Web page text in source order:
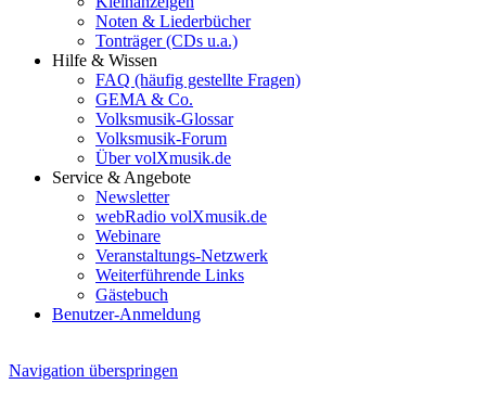
Noten & Liederbücher
Tonträger (CDs u.a.)
Hilfe & Wissen
FAQ (häufig gestellte Fragen)
GEMA & Co.
Volksmusik-Glossar
Volksmusik-Forum
Über volXmusik.de
Service & Angebote
Newsletter
webRadio volXmusik.de
Webinare
Veranstaltungs-Netzwerk
Weiterführende Links
Gästebuch
Benutzer-Anmeldung
Navigation überspringen